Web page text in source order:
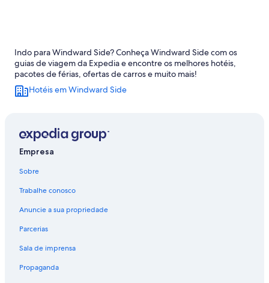
Indo para Windward Side? Conheça Windward Side com os
guias de viagem da Expedia e encontre os melhores hotéis,
pacotes de férias, ofertas de carros e muito mais!
Hotéis em Windward Side
Empresa
Sobre
Trabalhe conosco
Anuncie a sua propriedade
Parcerias
Sala de imprensa
Propaganda